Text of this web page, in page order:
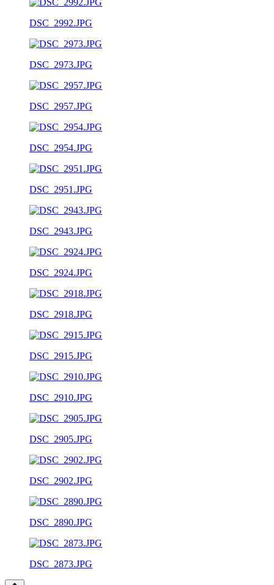
DSC_2992.JPG
DSC_2973.JPG
DSC_2957.JPG
DSC_2954.JPG
DSC_2951.JPG
DSC_2943.JPG
DSC_2924.JPG
DSC_2918.JPG
DSC_2915.JPG
DSC_2910.JPG
DSC_2905.JPG
DSC_2902.JPG
DSC_2890.JPG
DSC_2873.JPG